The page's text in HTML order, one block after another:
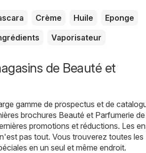
Crème Huile
Eponge
Vaporisateur
de Beauté et
gamme de prospectus et de
brochures Beauté et Parfumerie de
promotions et réductions. Les
pas tout. Vous trouverez toutes les
en un seul et même endroit.